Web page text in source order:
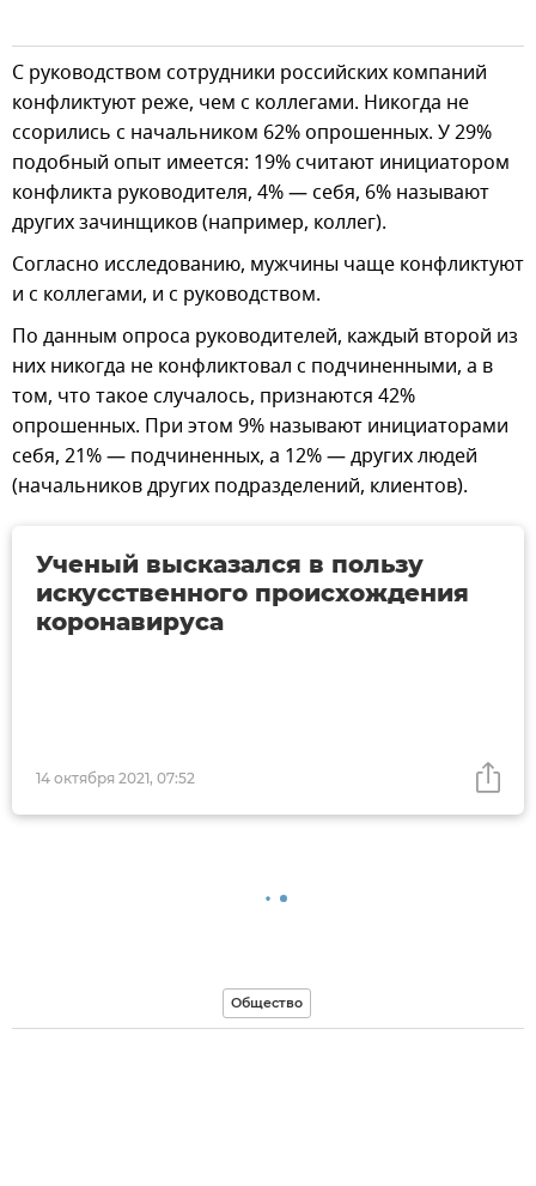
С руководством сотрудники российских компаний
конфликтуют реже, чем с коллегами. Никогда не
ссорились с начальником 62% опрошенных. У 29%
подобный опыт имеется: 19% считают инициатором
конфликта руководителя, 4% — себя, 6% называют
других зачинщиков (например, коллег).
Согласно исследованию, мужчины чаще конфликтуют
и с коллегами, и с руководством.
По данным опроса руководителей, каждый второй из
них никогда не конфликтовал с подчиненными, а в
том, что такое случалось, признаются 42%
опрошенных. При этом 9% называют инициаторами
себя, 21% — подчиненных, а 12% — других людей
(начальников других подразделений, клиентов).
14 октября 2021, 07:52
Ученый высказался в пользу
искусственного происхождения
коронавируса
Общество